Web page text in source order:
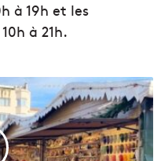
à 19h et les
à 21h.